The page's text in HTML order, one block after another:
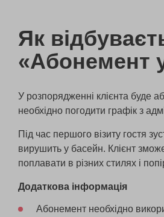
Як
«Абонемент
У розпорядженні клієнта буде
необхідно погодити графік з
Під час першого візиту гостя
вирушить у басейн. Клієнт
поплавати в різних стилях і
Додаткова інформація
Абонемент необхідно